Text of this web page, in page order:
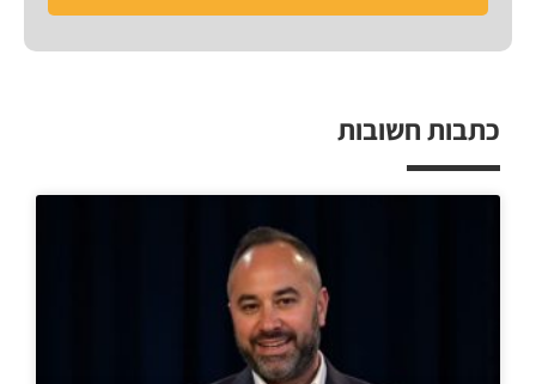
כתבות חשובות